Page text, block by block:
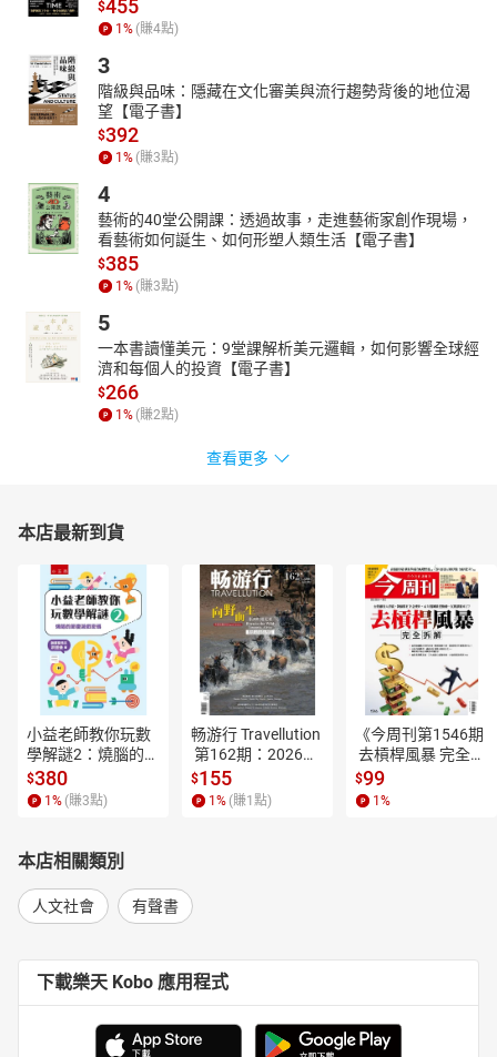
$455
1% (賺4點)
3
階級與品味：隱藏在文化審美與流行趨勢背後的地位渴
望【電子書】
$392
1% (賺3點)
4
藝術的40堂公開課：透過故事，走進藝術家創作現場，
看藝術如何誕生、如何形塑人類生活【電子書】
$385
1% (賺3點)
5
一本書讀懂美元：9堂課解析美元邏輯，如何影響全球經
濟和每個人的投資【電子書】
$266
1% (賺2點)
查看更多
本店最新到貨
小益老師教你玩數
學解謎2：燒腦的節
慶遊戲密碼【電子
書】
$380
1 % (賺3點)
畅游行 Travellution
第162期：2026年
8月号（中英雙語
版）【電子書】
$155
1 % (賺1 點)
《今周刊第1546期
去槓桿風暴 完全拆
解》【電子書】
$99
1 %
本店相關類別
人文社會 有聲書
下載樂天 Kobo 應用程式